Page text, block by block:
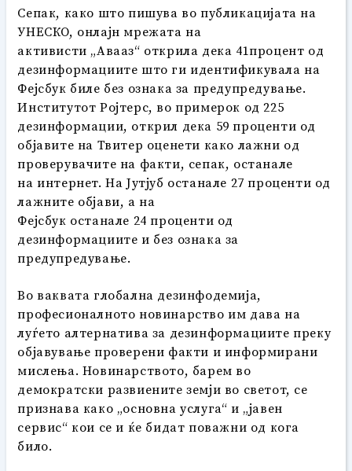
Сепак, како што пишува во публикацијата на
УНЕСКО, онлајн мрежата на
активисти „Авааз“ открила дека 41процент од
дезинформациите што ги идентификувала на
Фејсбук биле без ознака за предупредување.
Институтот Ројтерс, во примерок од 225
дезинформации, открил дека 59 проценти од
објавите на Твитер оценети како лажни од
проверувачите на факти, сепак, останале
на интернет. На Јутјуб останале 27 проценти од
лажните објави, а на
Фејсбук останале 24 проценти од
дезинформациите и без ознака за
предупредување.
Во ваквата глобална дезинфодемија,
професионалното новинарство им дава на
луѓето алтернатива за дезинформациите преку
објавување проверени факти и информирани
мислења. Новинарството, барем во
демократски развиените земји во светот, се
признава како „основна услуга“ и „јавен
сервис“ кои се и ќе бидат поважни од кога
било.